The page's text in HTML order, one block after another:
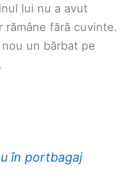
lui nu a avut
rămâne fără cuvinte.
un bărbat pe
în portbagaj